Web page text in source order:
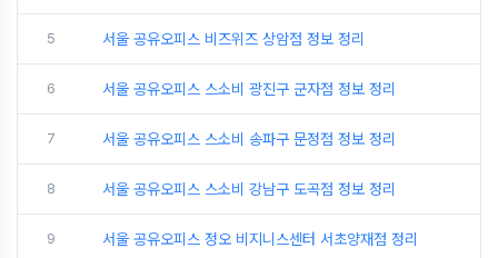
5 서울 공유오피스 비즈위즈 상암점 정보 정리
6 서울 공유오피스 스소비 광진구 군자점 정보 정리
7 서울 공유오피스 스소비 송파구 문정점 정보 정리
8 서울 공유오피스 스소비 강남구 도곡점 정보 정리
9 서울 공유오피스 정오 비지니스센터 서초양재점 정리